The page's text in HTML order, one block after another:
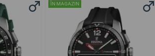
ÎN MAGAZIN